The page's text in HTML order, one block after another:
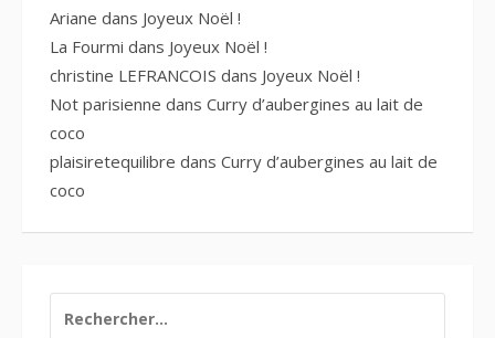
Ariane dans Joyeux Noël !
La Fourmi dans Joyeux Noël !
christine LEFRANCOIS dans Joyeux Noël !
Not parisienne dans Curry d’aubergines au lait de
coco
plaisiretequilibre dans Curry d’aubergines au lait de
coco